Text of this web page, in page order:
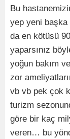
Bu
yep yeni başka
da en kötüsü
yaparsınız
yoğun bakım
zor
vb vb pek çok
turizm
göre bir kaç
veren… bu